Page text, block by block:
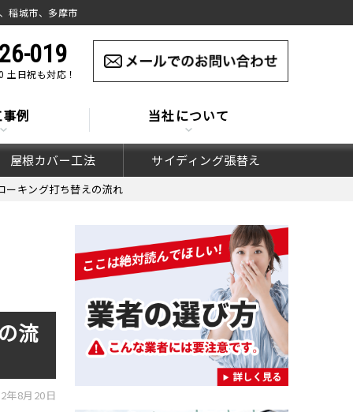
稲城市、多摩市
019
日祝も対応！
例 当社について
屋根カバー工法 サイディング張替え
キング打ち替えの流れ
流
8月20日